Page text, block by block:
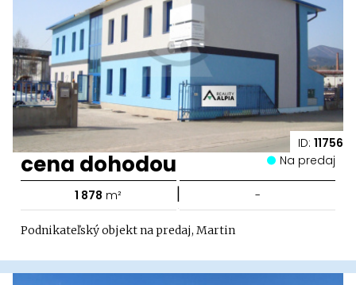
ID: 11756
cena dohodou Na predaj
1 878 m² | -
Podnikateľský objekt na predaj, Martin